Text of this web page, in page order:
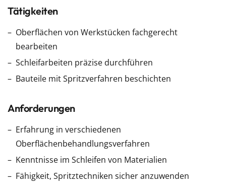
Tätigkeiten
Oberflächen von Werkstücken fachgerecht
bearbeiten
Schleifarbeiten präzise durchführen
Bauteile mit Spritzverfahren beschichten
Anforderungen
Erfahrung in verschiedenen
Oberflächenbehandlungsverfahren
Kenntnisse im Schleifen von Materialien
Fähigkeit, Spritztechniken sicher anzuwenden